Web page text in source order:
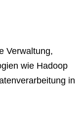
Verwaltung,
wie Hadoop
in